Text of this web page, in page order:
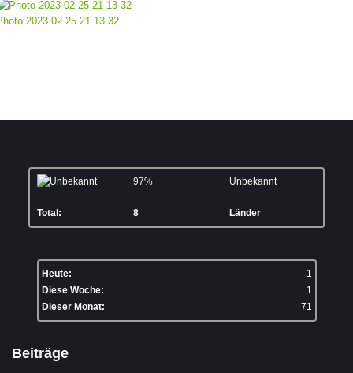
2023 02 25 21 13 32
97% Unbekannt
Total: 8 Länder
Heute:
1
Diese Woche:
1
Dieser Monat:
71
Beiträge